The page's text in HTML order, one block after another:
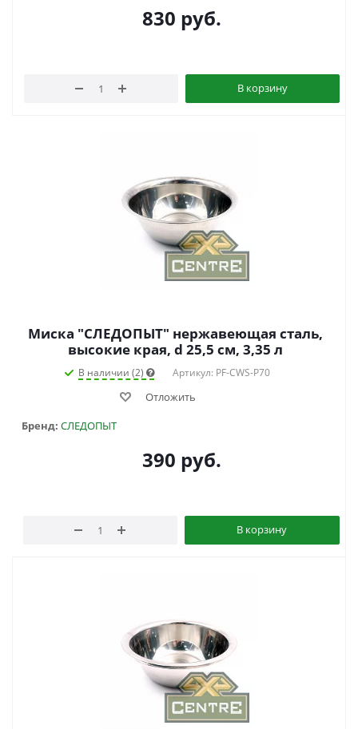
830 руб.
В корзину
Миска "СЛЕДОПЫТ" нержавеющая сталь,
высокие края, d 25,5 см, 3,35 л
В наличии (2) Артикул: PF-CWS-P70
Отложить
Бренд: СЛЕДОПЫТ
390 руб.
В корзину